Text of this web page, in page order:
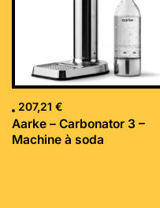
207,21 €
Aarke – Carbonator 3 –
Machine à soda